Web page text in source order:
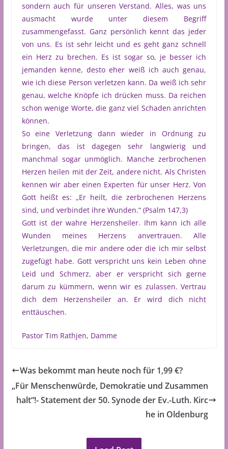
sondern auch für unseren Verstand. Alles, was uns
ausmacht wurde unter diesem Begriff
zusammengefasst. Ganz persönlich kennt das jeder
von uns. Es ist sehr leicht und es geht ganz schnell
ein Herz zu brechen. Es ist sogar so, je besser ich
jemanden kenne, desto eher weiß ich auch genau,
wie ich diese Person verletzen kann. Da weiß ich sehr
genau, welche Knöpfe ich drücken muss. Da reichen
schon wenige Worte, die ganz viel Schaden anrichten
können.
So eine Verletzung dann wieder in Ordnung zu
bringen, das ist dagegen sehr langwierig und
manchmal sogar unmöglich. Manche zerbrochenen
Herzen heilen mit der Zeit, andere nicht. Als Christen
kennen wir aber einen Experten für unser Herz. Von
Gott heißt es: „Er heilt, die zerbrochenen Herzens
sind, und verbindet ihre Wunden.“ (Psalm 147,3)
Gott ist der wahre Herzensheiler. Ihm kann ich alle
Wunden meines Herzens anvertrauen. Alle
Verletzungen, die mir andere oder die ich mir selbst
zugefügt habe. Gott verspricht uns kein Leben ohne
Leid und Schmerz, aber er verspricht sich gerne
darum zu kümmern, wenn wir es zulassen. Vertrau
dich dem Herzensheiler an. Er wird dich nicht
enttäuschen.
Pastor Tim Rathjen, Damme
Was bekommt man heute noch für 1,99 €?
„Für Menschenwürde, Demokratie und Zusammen
halt“!- Statement der 50. Synode der Ev.-Luth. Kirc
he in Oldenburg